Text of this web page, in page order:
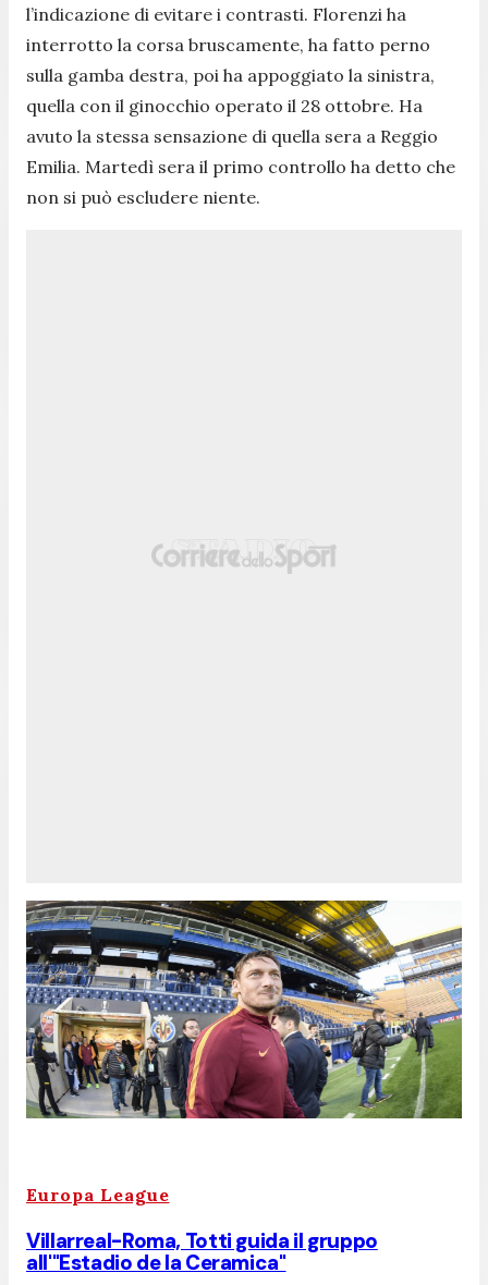
l’indicazione di evitare i contrasti. Florenzi ha
interrotto la corsa bruscamente, ha fatto perno
sulla gamba destra, poi ha appoggiato la sinistra,
quella con il ginocchio operato il 28 ottobre. Ha
avuto la stessa sensazione di quella sera a Reggio
Emilia. Martedì sera il primo controllo ha detto che
non si può escludere niente.
Europa League
Villarreal-Roma, Totti guida il gruppo
all'"Estadio de la Ceramica"